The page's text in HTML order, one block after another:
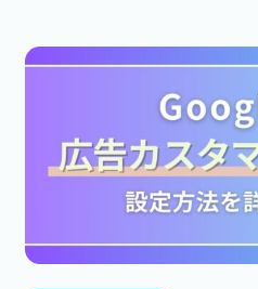
CRM
Google Cloud／BI